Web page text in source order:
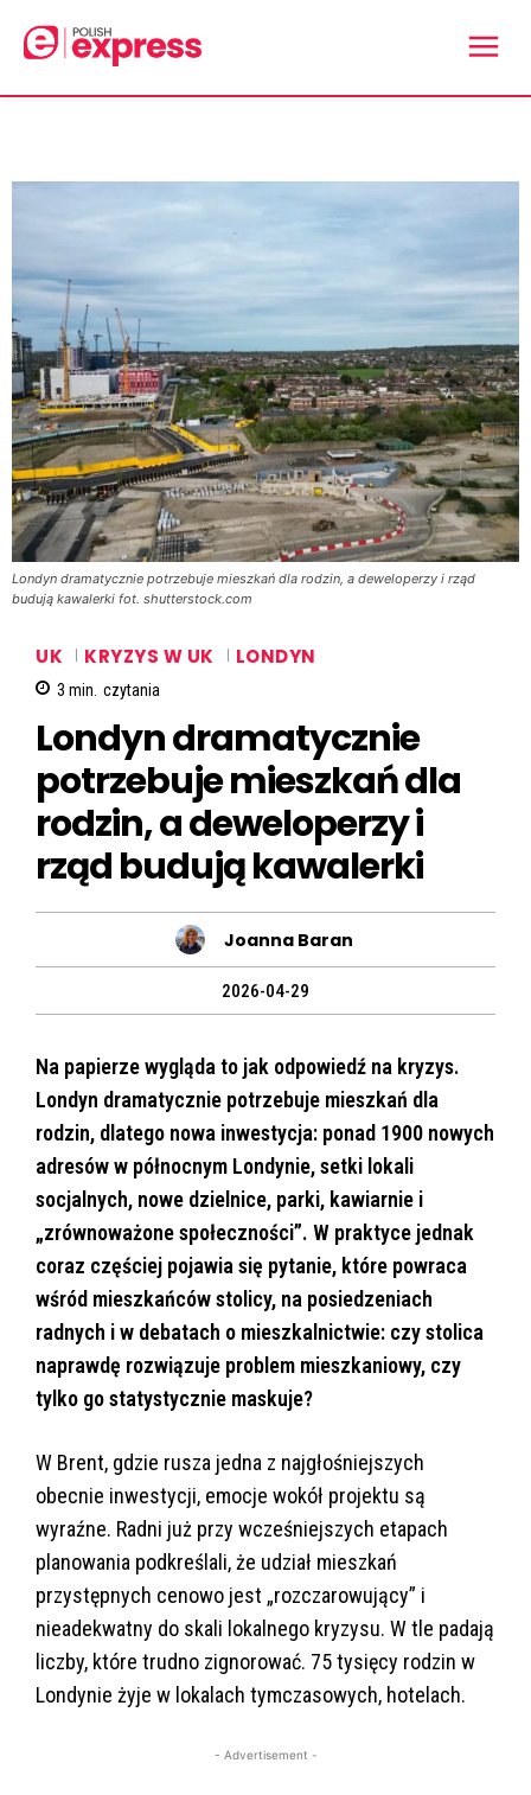
Londyn dramatycznie potrzebuje mieszkań dla rodzin, a deweloperzy i rząd
budują kawalerki fot. shutterstock.com
UK KRYZYS W UK LONDYN
3 min. czytania
Londyn dramatycznie
potrzebuje mieszkań dla
rodzin, a deweloperzy i
rząd budują kawalerki
Joanna Baran
2026-04-29
Na papierze wygląda to jak odpowiedź na kryzys.
Londyn dramatycznie potrzebuje mieszkań dla
rodzin, dlatego nowa inwestycja: ponad 1900 nowych
adresów w północnym Londynie, setki lokali
socjalnych, nowe dzielnice, parki, kawiarnie i
„zrównoważone społeczności”. W praktyce jednak
coraz częściej pojawia się pytanie, które powraca
wśród mieszkańców stolicy, na posiedzeniach
radnych i w debatach o mieszkalnictwie: czy stolica
naprawdę rozwiązuje problem mieszkaniowy, czy
tylko go statystycznie maskuje?
W Brent, gdzie rusza jedna z najgłośniejszych
obecnie inwestycji, emocje wokół projektu są
wyraźne. Radni już przy wcześniejszych etapach
planowania podkreślali, że udział mieszkań
przystępnych cenowo jest „rozczarowujący” i
nieadekwatny do skali lokalnego kryzysu. W tle padają
liczby, które trudno zignorować. 75 tysięcy rodzin w
Londynie żyje w lokalach tymczasowych, hotelach.
- Advertisement -